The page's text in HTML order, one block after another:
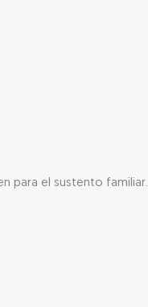
para el sustento familiar.